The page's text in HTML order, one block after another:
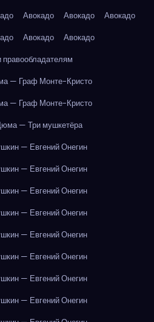
Авокадо Авокадо
Авокадо
Авокадо
Авокадо
правообладателям
— Граф Монте-Кристо
— Граф Монте-Кристо
— Три мушкетёра
— Евгений Онегин
— Евгений Онегин
— Евгений Онегин
— Евгений Онегин
— Евгений Онегин
— Евгений Онегин
— Евгений Онегин
— Евгений Онегин